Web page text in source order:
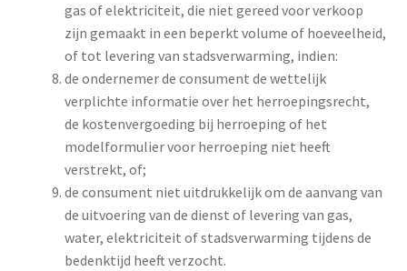
gas of elektriciteit, die niet gereed voor verkoop
zijn gemaakt in een beperkt volume of hoeveelheid,
of tot levering van stadsverwarming, indien:
de ondernemer de consument de wettelijk
verplichte informatie over het herroepingsrecht,
de kostenvergoeding bij herroeping of het
modelformulier voor herroeping niet heeft
verstrekt, of;
de consument niet uitdrukkelijk om de aanvang van
de uitvoering van de dienst of levering van gas,
water, elektriciteit of stadsverwarming tijdens de
bedenktijd heeft verzocht.